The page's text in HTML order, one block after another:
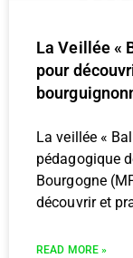
La Veillée «
pour
La veillée «
pédagogique
Bourgogne
découvrir et
READ MORE »